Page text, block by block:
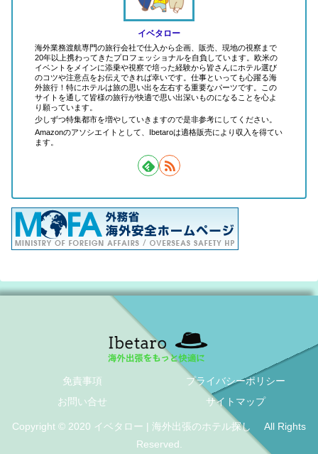
イベタロー
海外業務渡航専門の旅行会社で仕入から企画、販売、現地の視察まで
20年以上携わってきたプロフェッショナルを自負しています。欧米の
イベントをメインに添乗や視察で培った経験から皆さんにホテル選び
のコツや注意点をお伝えできれば幸いです。仕事といっても心躍る海
外旅行！特にホテルは旅の思い出を左右する重要なパーツです。この
サイトを通して皆様の旅行が快適で思い出深いものになることを心よ
り願っています。
少しずつ特集都市を増やしていきますので是非参考にしてください。
Amazonのアソシエイトとして、Ibetaroは適格販売により収入を得てい
ます。
免責事項
プライバシーポリシー
お問い合せ
サイトマップ
Copyright © 2020 イベタロー | 海外出張のホテル探し All Rights
Reserved.